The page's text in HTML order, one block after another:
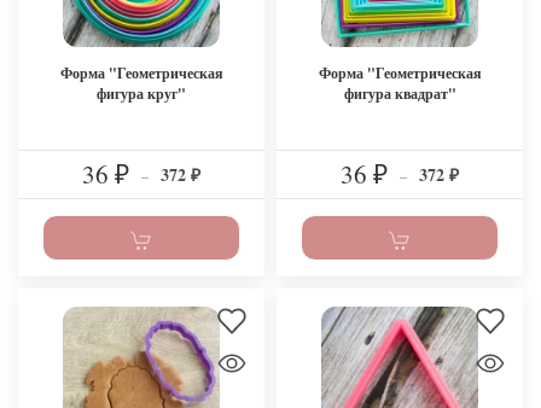
Форма "Геометрическая
фигура круг"
36 ₽ – 372 ₽
Форма "Геометрическая
фигура квадрат"
36 ₽ – 372 ₽